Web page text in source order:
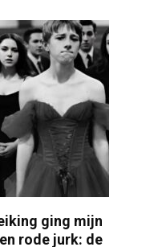
ging mijn
rode jurk: de